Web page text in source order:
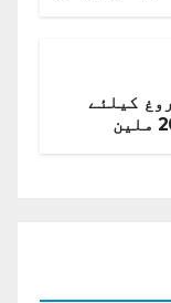
کیلئے
موبی لنک بینک میں 20 ملین